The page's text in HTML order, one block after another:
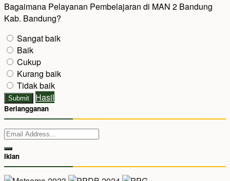
Bagaimana Pelayanan Pembelajaran di MAN 2 Bandung
Kab. Bandung?
Sangat baik
Baik
Cukup
Kurang baik
Tidak baik
Submit Hasil
Berlangganan
Iklan